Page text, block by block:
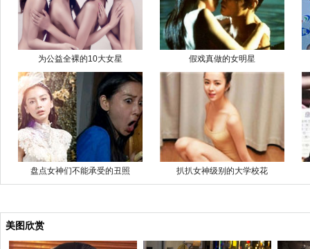
为公益全裸的10大女星 假戏真做的女明星
盘点女神们不能承受的丑照 扒扒女神级别的大学校花
美图欣赏